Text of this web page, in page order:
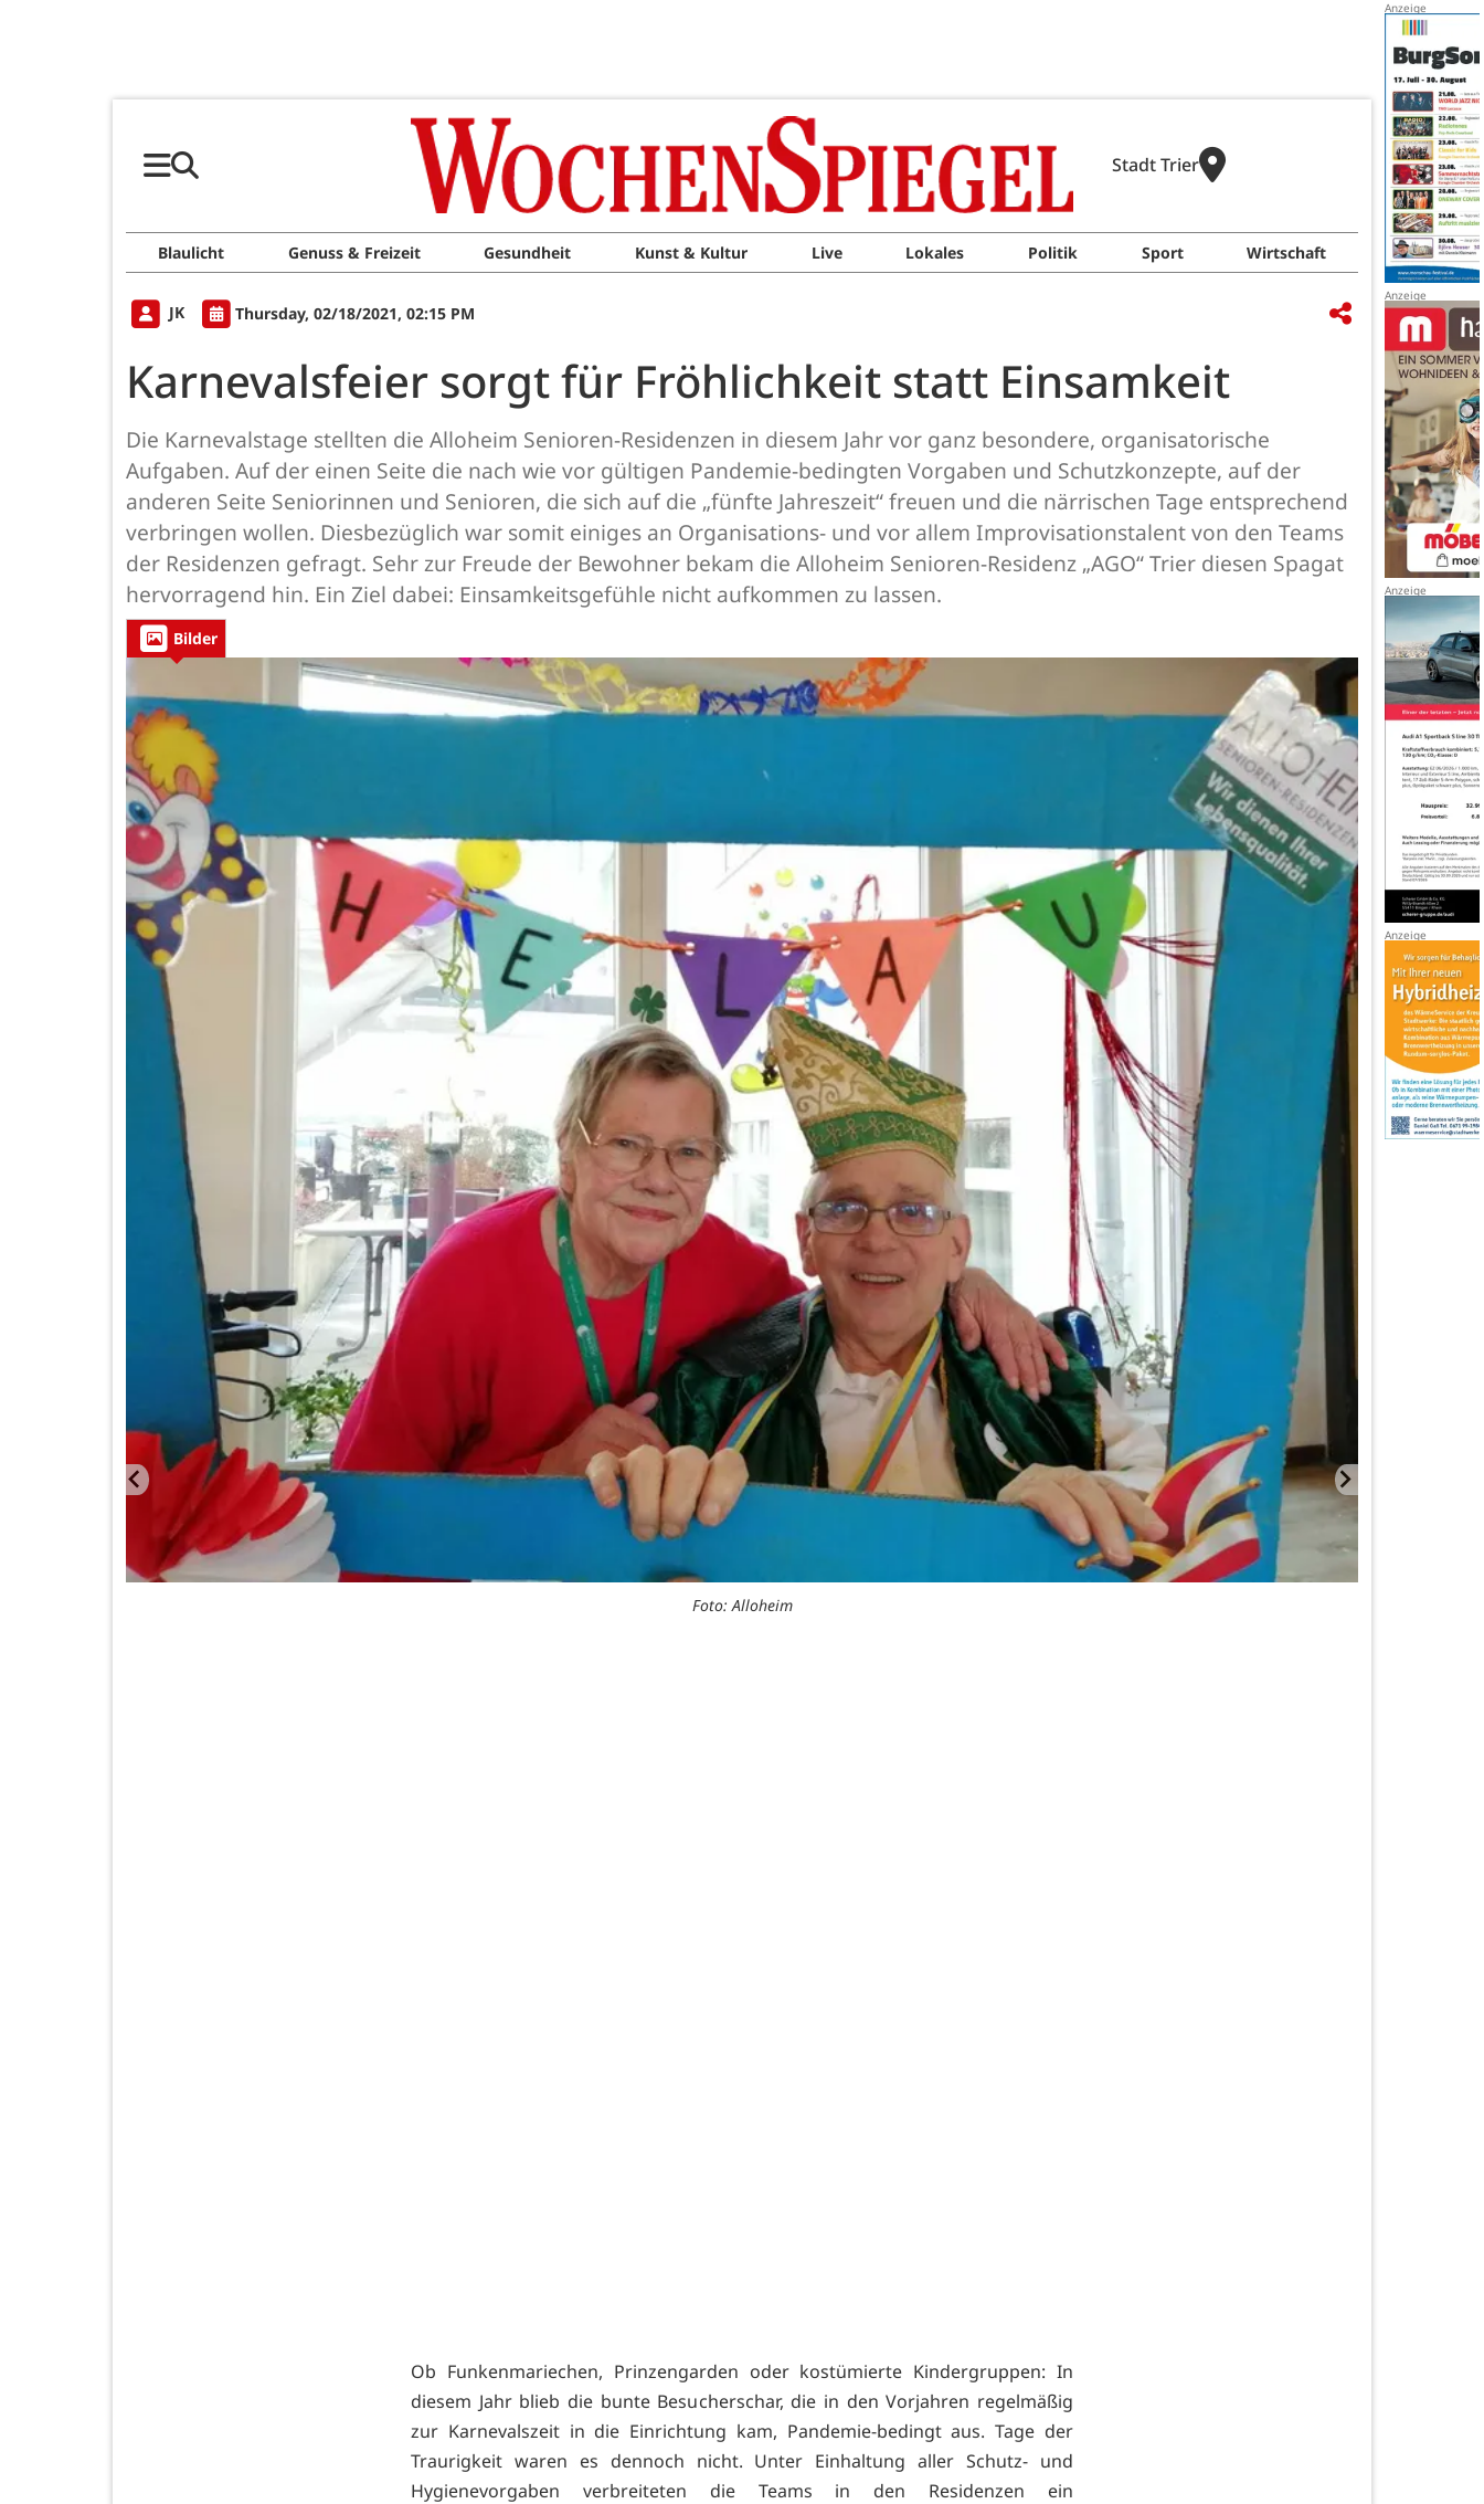
Stadt Trier
Blaulicht Genuss & Freizeit Gesundheit Kunst & Kultur Live Lokales Politik Sport Wirtschaft
JK Thursday, 02/18/2021, 02:15 PM
Karnevalsfeier sorgt für Fröhlichkeit statt Einsamkeit
Die Karnevalstage stellten die Alloheim Senioren-Residenzen in diesem Jahr vor ganz besondere, organisatorische
Aufgaben. Auf der einen Seite die nach wie vor gültigen Pandemie-bedingten Vorgaben und Schutzkonzepte, auf der
anderen Seite Seniorinnen und Senioren, die sich auf die „fünfte Jahreszeit“ freuen und die närrischen Tage entsprechend
verbringen wollen. Diesbezüglich war somit einiges an Organisations- und vor allem Improvisationstalent von den Teams
der Residenzen gefragt. Sehr zur Freude der Bewohner bekam die Alloheim Senioren-Residenz „AGO“ Trier diesen Spagat
hervorragend hin. Ein Ziel dabei: Einsamkeitsgefühle nicht aufkommen zu lassen.
Bilder
Foto: Alloheim
Ob Funkenmariechen, Prinzengarden oder kostümierte Kindergruppen: In
diesem Jahr blieb die bunte Besucherschar, die in den Vorjahren regelmäßig
zur Karnevalszeit in die Einrichtung kam, Pandemie-bedingt aus. Tage der
Traurigkeit waren es dennoch nicht. Unter Einhaltung aller Schutz- und
Hygienevorgaben verbreiteten die Teams in den Residenzen ein